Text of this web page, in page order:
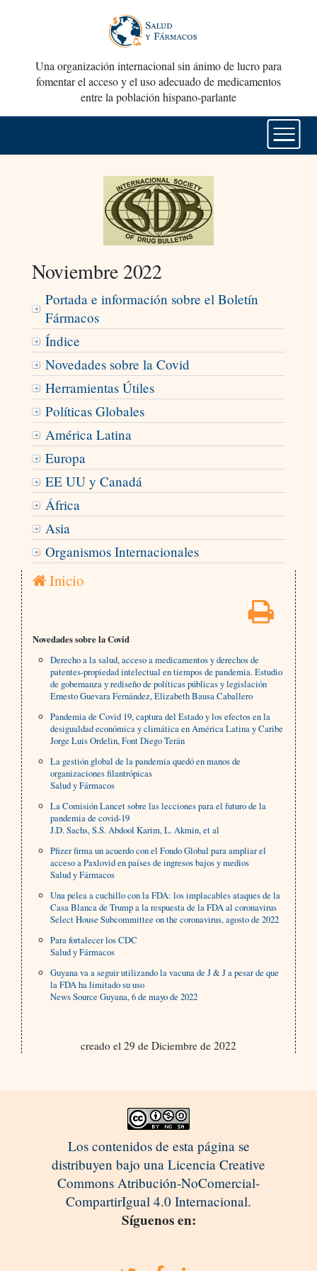
Una organización internacional sin ánimo de lucro para
fomentar el acceso y el uso adecuado de medicamentos
entre la población hispano-parlante
Noviembre 2022
Portada e información sobre el Boletín
Fármacos
Índice
Novedades sobre la Covid
Herramientas Útiles
Políticas Globales
América Latina
Europa
EE UU y Canadá
África
Asia
Organismos Internacionales
Inicio
Novedades sobre la Covid
Derecho a la salud, acceso a medicamentos y derechos de
patentes-propiedad intelectual en tiempos de pandemia. Estudio
de gobernanza y rediseño de políticas públicas y legislación
Ernesto Guevara Fernández, Elizabeth Bausa Caballero
Pandemia de Covid 19, captura del Estado y los efectos en la
desigualdad económica y climática en América Latina y Caribe
Jorge Luis Ordelin, Font Diego Terán
La gestión global de la pandemia quedó en manos de
organizaciones filantrópicas
Salud y Fármacos
La Comisión Lancet sobre las lecciones para el futuro de la
pandemia de covid-19
J.D. Sachs, S.S. Abdool Karim, L. Akmin, et al
Pfizer firma un acuerdo con el Fondo Global para ampliar el
acceso a Paxlovid en países de ingresos bajos y medios
Salud y Fármacos
Una pelea a cuchillo con la FDA: los implacables ataques de la
Casa Blanca de Trump a la respuesta de la FDA al coronavirus
Select House Subcommittee on the coronavirus, agosto de 2022
Para fortalecer los CDC
Salud y Fármacos
Guyana va a seguir utilizando la vacuna de J & J a pesar de que
la FDA ha limitado su uso
News Source Guyana, 6 de mayo de 2022
creado el 29 de Diciembre de 2022
Los contenidos de esta página se
distribuyen bajo una Licencia Creative
Commons Atribución-NoComercial-
CompartirIgual 4.0 Internacional.
Síguenos en: